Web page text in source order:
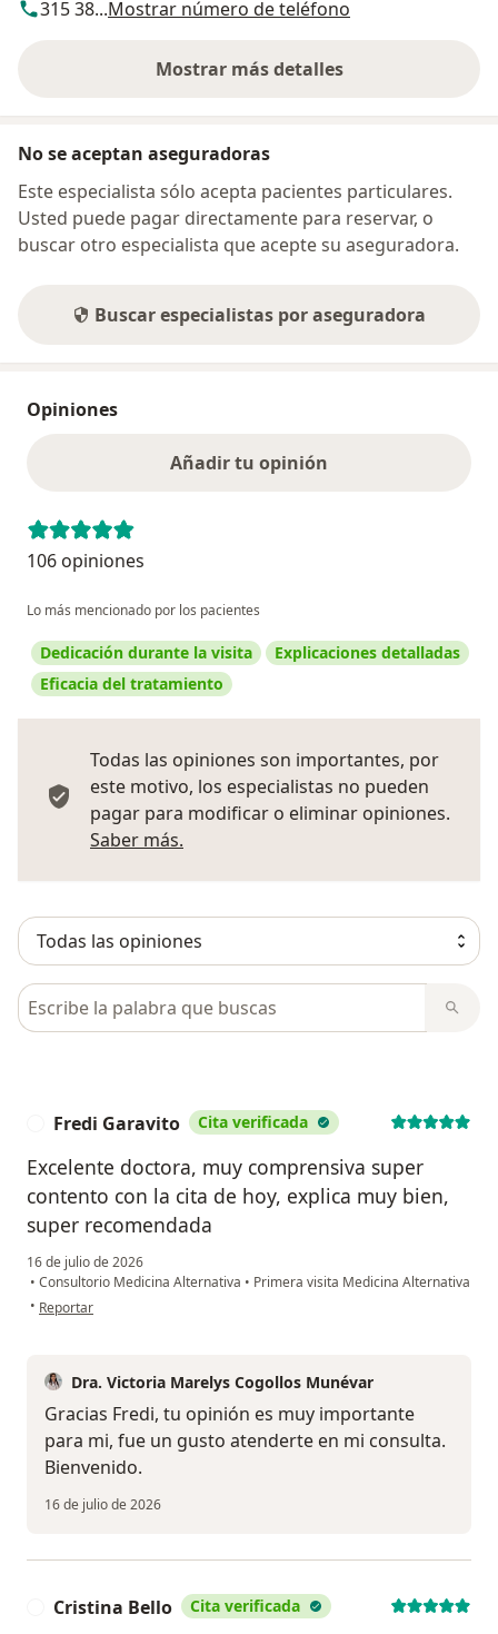
315 38...Mostrar número de teléfono
Mostrar más detalles
sobre la dirección
No se aceptan aseguradoras
Este especialista sólo acepta pacientes particulares.
Usted puede pagar directamente para reservar, o
buscar otro especialista que acepte su aseguradora.
Buscar especialistas por aseguradora
Opiniones
Añadir tu opinión
106 opiniones
Lo más mencionado por los pacientes
Dedicación durante la visita
Explicaciones detalladas
Eficacia del tratamiento
Todas las opiniones son importantes, por
este motivo, los especialistas no pueden
pagar para modificar o eliminar opiniones.
Saber más.
Busca en opiniones
Fredi Garavito Cita verificada
Excelente doctora, muy comprensiva super
contento con la cita de hoy, explica muy bien,
super recomendada
16 de julio de 2026
• Consultorio Medicina Alternativa • Primera visita Medicina Alternativa
• en opinión del usuario Fredi Garavito
Reportar
Dra. Victoria Marelys Cogollos Munévar
Gracias Fredi, tu opinión es muy importante
para mi, fue un gusto atenderte en mi consulta.
Bienvenido.
16 de julio de 2026
Cristina Bello Cita verificada